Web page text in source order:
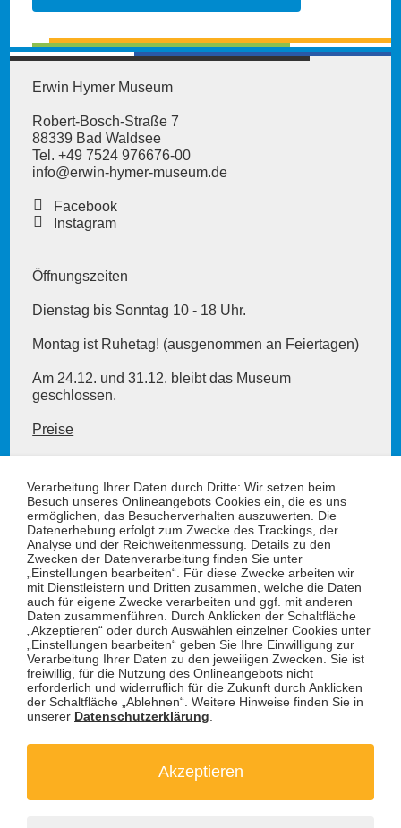
Erwin Hymer Museum
Robert-Bosch-Straße 7
88339 Bad Waldsee
Tel. +49 7524 976676-00
info@erwin-hymer-museum.de
Facebook
Instagram
Öffnungszeiten
Dienstag bis Sonntag 10 - 18 Uhr.
Montag ist Ruhetag! (ausgenommen an Feiertagen)
Am 24.12. und 31.12. bleibt das Museum
geschlossen.
Preise
Informationen
Anfahrt
Kontakt
Offene Stellen
Datenschutz
Impressum / BFSG
Newsletter
Anmelden
Verarbeitung Ihrer Daten durch Dritte: Wir setzen beim
Besuch unseres Onlineangebots Cookies ein, die es uns
ermöglichen, das Besucherverhalten auszuwerten. Die
Datenerhebung erfolgt zum Zwecke des Trackings, der
Analyse und der Reichweitenmessung. Details zu den
Zwecken der Datenverarbeitung finden Sie unter
„Einstellungen bearbeiten“. Für diese Zwecke arbeiten wir
mit Dienstleistern und Dritten zusammen, welche die Daten
auch für eigene Zwecke verarbeiten und ggf. mit anderen
Daten zusammenführen. Durch Anklicken der Schaltfläche
„Akzeptieren“ oder durch Auswählen einzelner Cookies unter
„Einstellungen bearbeiten“ geben Sie Ihre Einwilligung zur
Verarbeitung Ihrer Daten zu den jeweiligen Zwecken. Sie ist
freiwillig, für die Nutzung des Onlineangebots nicht
erforderlich und widerruflich für die Zukunft durch Anklicken
der Schaltfläche „Ablehnen“. Weitere Hinweise finden Sie in
unserer Datenschutzerklärung
Akzeptieren